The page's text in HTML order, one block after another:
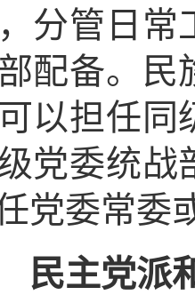
分管日常
配备。
以担任同
党委统
党委常委
党派和